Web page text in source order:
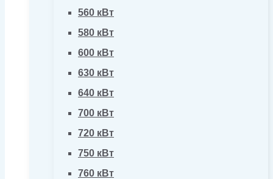
560 кВт
580 кВт
600 кВт
630 кВт
640 кВт
700 кВт
720 кВт
750 кВт
760 кВт